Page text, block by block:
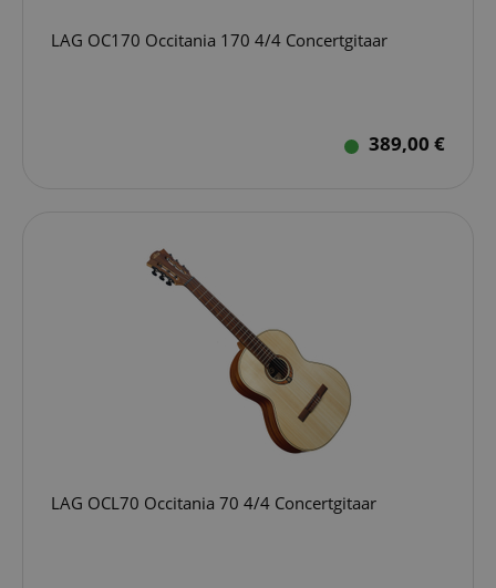
LAG OC170 Occitania 170 4/4 Concertgitaar
389,00 €
LAG OCL70 Occitania 70 4/4 Concertgitaar